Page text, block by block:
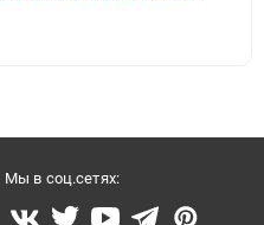
Мы в соц.сетях: